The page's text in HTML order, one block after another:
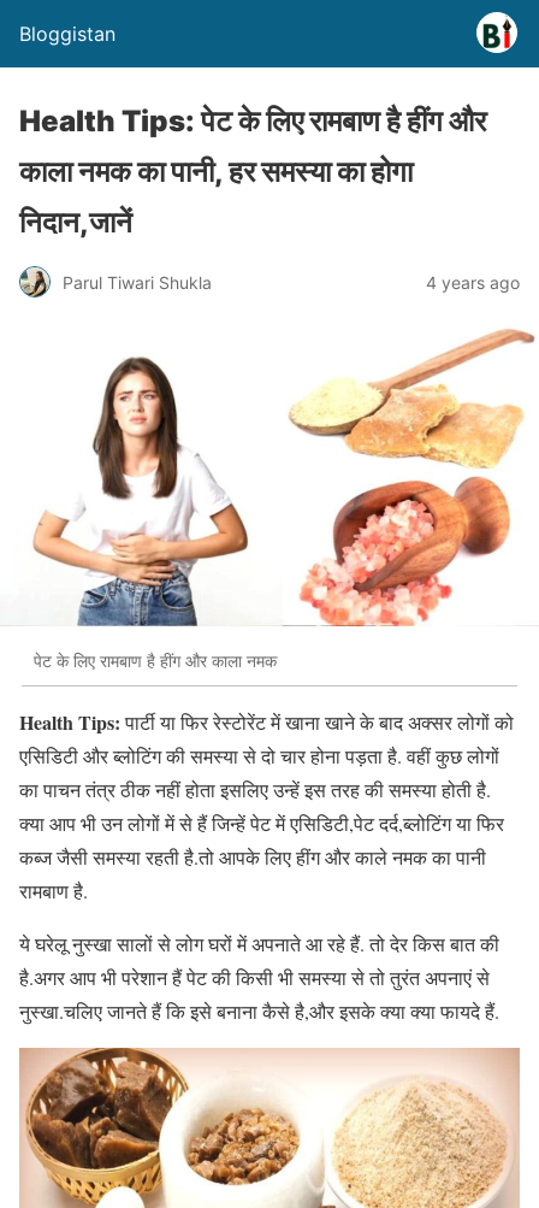
Bloggistan
Health Tips: पेट के लिए रामबाण है हींग और
काला नमक का पानी, हर समस्या का होगा
निदान,जानें
Parul Tiwari Shukla 4 years ago
पेट के लिए रामबाण है हींग और काला नमक
Health Tips:पार्टी या फिर रेस्टोरेंट में खाना खाने के बाद अक्सर लोगों को
एसिडिटी और ब्लोटिंग की समस्या से दो चार होना पड़ता है. वहीं कुछ लोगों
का पाचन तंत्र ठीक नहीं होता इसलिए उन्हें इस तरह की समस्या होती है.
क्या आप भी उन लोगों में से हैं जिन्हें पेट में एसिडिटी,पेट दर्द,ब्लोटिंग या फिर
कब्ज जैसी समस्या रहती है.तो आपके लिए हींग और काले नमक का पानी
रामबाण है.
ये घरेलू नुस्खा सालों से लोग घरों में अपनाते आ रहे हैं. तो देर किस बात की
है.अगर आप भी परेशान हैं पेट की किसी भी समस्या से तो तुरंत अपनाएं से
नुस्खा.चलिए जानते हैं कि इसे बनाना कैसे है,और इसके क्या क्या फायदे हैं.